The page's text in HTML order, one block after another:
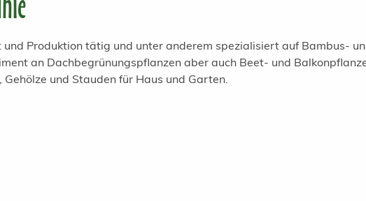
und Produktion tätig und unter anderem spezialisiert auf Bambus-
an Dachbegrünungspflanzen aber auch Beet- und
und Stauden für Haus und Garten.